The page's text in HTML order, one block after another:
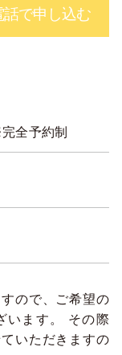
話で申し込む
全予約制
ので、ご希望の
います。 その際
いただきますの